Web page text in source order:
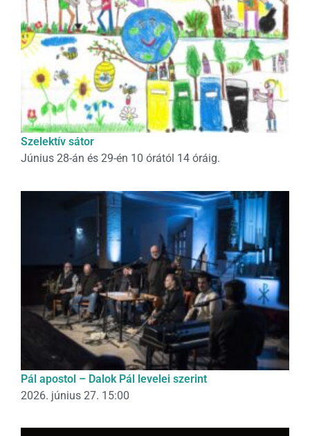
Szelektív sátor
Június 28-án és 29-én 10 órától 14 óráig.
Pál apostol – Dalok Pál levelei szerint
2026. június 27. 15:00